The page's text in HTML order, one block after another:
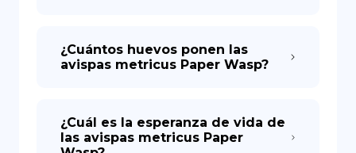
¿Cuántos huevos ponen las
avispas metricus Paper Wasp?
¿Cuál es la esperanza de vida de
las avispas metricus Paper